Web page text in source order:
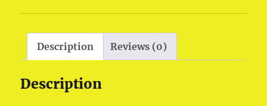
Description Reviews (0)
Description